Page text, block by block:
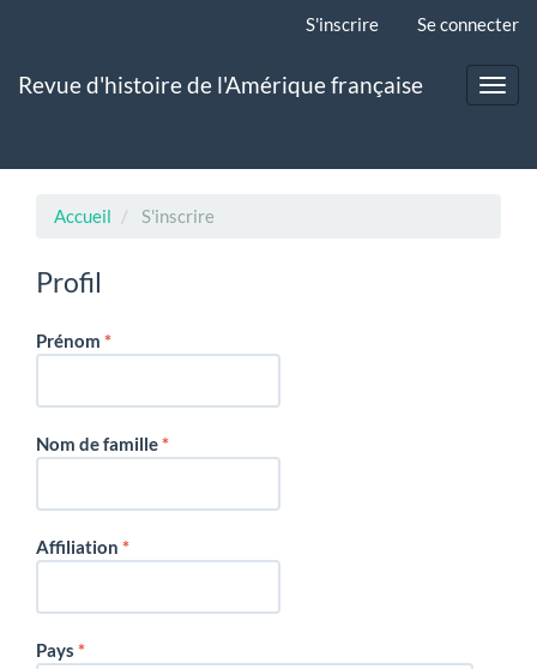
principal
S'inscrire Se connecter
Revue d'histoire de l'Amérique française
Accueil S'inscrire
Profil
Prénom *Obligatoire
Nom de famille*Obligatoire
Affiliation *Obligatoire
Pays *Obligatoire